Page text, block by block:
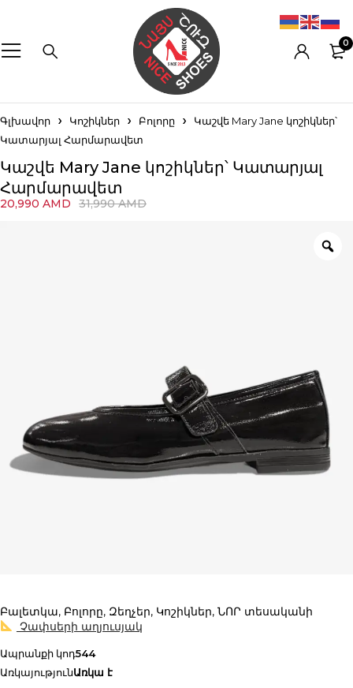
0
Գլխավոր Կոշիկներ Բոլորը
Կաշվե Mary Jane կոշիկներ՝
Կատարյալ Հարմարավետ
Կաշվե Mary Jane կոշիկներ՝ Կատարյալ
Հարմարավետ
31,990AMD
20,990 AMD
Բալետկա, Բոլորը, Զեղչեր, Կոշիկներ, ՆՈՐ տեսականի
Չափսերի աղյուսյակ
Ապրանքի կոդ544
ԱռկայությունԱռկա է